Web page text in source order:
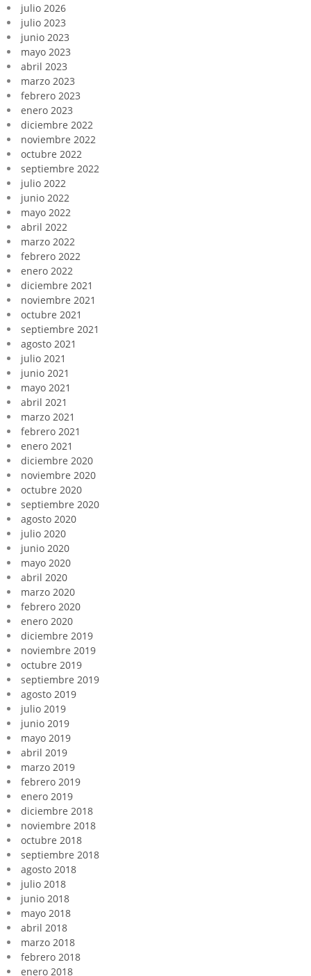
julio 2026
julio 2023
junio 2023
mayo 2023
abril 2023
marzo 2023
febrero 2023
enero 2023
diciembre 2022
noviembre 2022
octubre 2022
septiembre 2022
julio 2022
junio 2022
mayo 2022
abril 2022
marzo 2022
febrero 2022
enero 2022
diciembre 2021
noviembre 2021
octubre 2021
septiembre 2021
agosto 2021
julio 2021
junio 2021
mayo 2021
abril 2021
marzo 2021
febrero 2021
enero 2021
diciembre 2020
noviembre 2020
octubre 2020
septiembre 2020
agosto 2020
julio 2020
junio 2020
mayo 2020
abril 2020
marzo 2020
febrero 2020
enero 2020
diciembre 2019
noviembre 2019
octubre 2019
septiembre 2019
agosto 2019
julio 2019
junio 2019
mayo 2019
abril 2019
marzo 2019
febrero 2019
enero 2019
diciembre 2018
noviembre 2018
octubre 2018
septiembre 2018
agosto 2018
julio 2018
junio 2018
mayo 2018
abril 2018
marzo 2018
febrero 2018
enero 2018